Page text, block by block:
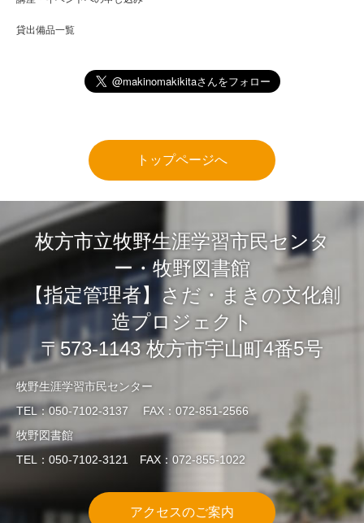
貸出備品一覧
トップページへ
枚方市立牧野生涯学習市民センタ
ー・牧野図書館
【指定管理者】さだ・まきの文化創
造プロジェクト
〒573-1143 枚方市宇山町4番5号
牧野生涯学習市民センター
TEL：050-7102-3137 FAX：072-851-2566
牧野図書館
TEL：050-7102-3121 FAX：072-855-1022
アクセスのご案内